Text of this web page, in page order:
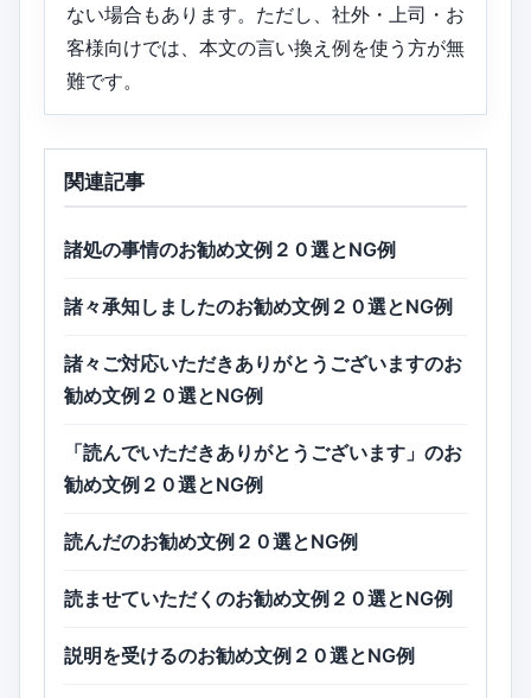
ない場合もあります。ただし、社外・上司・お
客様向けでは、本文の言い換え例を使う方が無
難です。
関連記事
諸処の事情のお勧め文例２０選とNG例
諸々承知しましたのお勧め文例２０選とNG例
諸々ご対応いただきありがとうございますのお
勧め文例２０選とNG例
「読んでいただきありがとうございます」のお
勧め文例２０選とNG例
読んだのお勧め文例２０選とNG例
読ませていただくのお勧め文例２０選とNG例
説明を受けるのお勧め文例２０選とNG例